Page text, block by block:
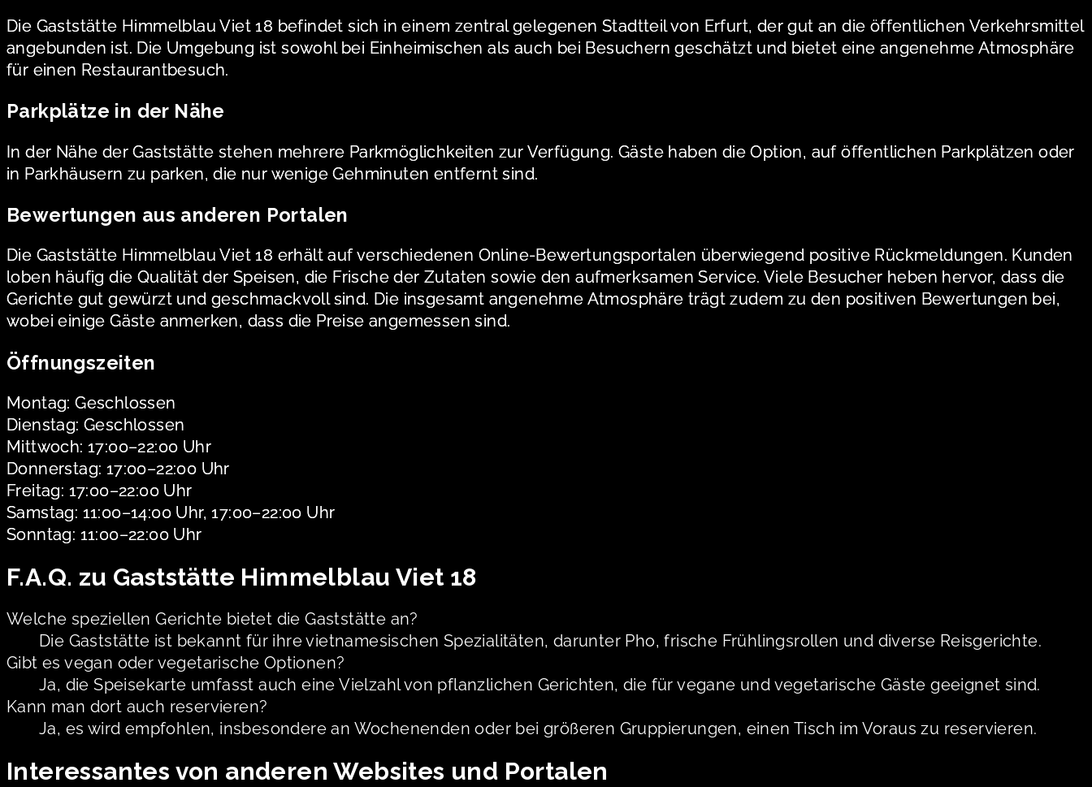
Die Gaststätte Himmelblau Viet 18 befindet sich in einem zentral gelegenen Stadtteil von Erfurt, der gut an die öffentlichen Verkehrsmittel
angebunden ist. Die Umgebung ist sowohl bei Einheimischen als auch bei Besuchern geschätzt und bietet eine angenehme Atmosphäre
für einen Restaurantbesuch.
Parkplätze in der Nähe
In der Nähe der Gaststätte stehen mehrere Parkmöglichkeiten zur Verfügung. Gäste haben die Option, auf öffentlichen Parkplätzen oder
in Parkhäusern zu parken, die nur wenige Gehminuten entfernt sind.
Bewertungen aus anderen Portalen
Die Gaststätte Himmelblau Viet 18 erhält auf verschiedenen Online-Bewertungsportalen überwiegend positive Rückmeldungen. Kunden
loben häufig die Qualität der Speisen, die Frische der Zutaten sowie den aufmerksamen Service. Viele Besucher heben hervor, dass die
Gerichte gut gewürzt und geschmackvoll sind. Die insgesamt angenehme Atmosphäre trägt zudem zu den positiven Bewertungen bei,
wobei einige Gäste anmerken, dass die Preise angemessen sind.
Öffnungszeiten
Montag: Geschlossen
Dienstag: Geschlossen
Mittwoch: 17:00–22:00 Uhr
Donnerstag: 17:00–22:00 Uhr
Freitag: 17:00–22:00 Uhr
Samstag: 11:00–14:00 Uhr, 17:00–22:00 Uhr
Sonntag: 11:00–22:00 Uhr
F.A.Q. zu Gaststätte Himmelblau Viet 18
Welche speziellen Gerichte bietet die Gaststätte an?
Die Gaststätte ist bekannt für ihre vietnamesischen Spezialitäten, darunter Pho, frische Frühlingsrollen und diverse Reisgerichte.
Gibt es vegan oder vegetarische Optionen?
Ja, die Speisekarte umfasst auch eine Vielzahl von pflanzlichen Gerichten, die für vegane und vegetarische Gäste geeignet sind.
Kann man dort auch reservieren?
Ja, es wird empfohlen, insbesondere an Wochenenden oder bei größeren Gruppierungen, einen Tisch im Voraus zu reservieren.
Interessantes von anderen Websites und Portalen